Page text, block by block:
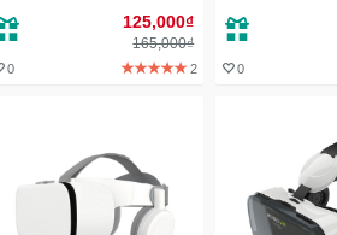
Phóng ra màn hình 12inch
125,000₫
165,000₫
0 2 0